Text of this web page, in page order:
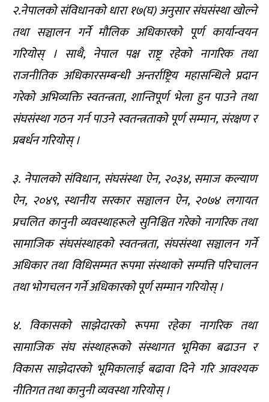
२.नेपालको संविधानको धारा १७(घ) अनुसार संघसंस्था खोल्ने
तथा सञ्चालन गर्ने मौलिक अधिकारको पूर्ण कार्यान्वयन
गरियोस् । साथै, नेपाल पक्ष राष्ट्र रहेको नागरिक तथा
राजनीतिक अधिकारसम्बन्धी अन्तर्राष्ट्रिय महासन्धिले प्रदान
गरेको अभिव्यक्ति स्वतन्त्रता, शान्तिपूर्ण भेला हुन पाउने तथा
संघसंस्था गठन गर्न पाउने स्वतन्त्रताको पूर्ण सम्मान, संरक्षण र
प्रबर्धन गरियोस् ।
३. नेपालको संविधान, संघसंस्था ऐन, २०३४, समाज कल्याण
ऐन, २०४९, स्थानीय सरकार सञ्चालन ऐन, २०७४ लगायत
प्रचलित कानुनी व्यवस्थाहरूले सुनिश्चित गरेको नागरिक तथा
सामाजिक संघसंस्थाहको स्वतन्त्रता, संघसंस्था सञ्चालन गर्ने
अधिकार तथा विधिसम्मत रूपमा संस्थाको सम्पत्ति परिचालन
तथा भोगचलन गर्ने अधिकारको पूर्ण सम्मान गरियोस् ।
४. विकासको साझेदारको रूपमा रहेका नागरिक तथा
सामाजिक संघ संस्थाहरूको संस्थागत भूमिका बढाउन र
विकास साझेदारको भूमिकालाई बढावा दिने गरि आवश्यक
नीतिगत तथा कानुनी व्यवस्था गरियोस् ।